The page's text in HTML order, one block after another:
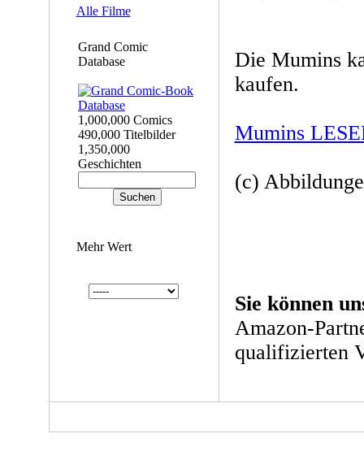
Alle Filme
Grand Comic
Database
1,000,000 Comics
490,000 Titelbilder
1,350,000
Geschichten
Mehr Wert
Die Mumins
kaufen.
Mumins
(c)
Sie können
Amazon-
qualifizierten